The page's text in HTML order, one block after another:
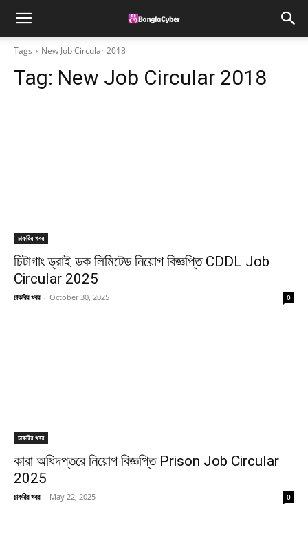
Tags New Job Circular 2018
Tag: New Job Circular 2018
চাকরির খবর
চিটাগাং ড্রাই ডক লিমিটেড নিয়োগ বিজ্ঞপ্তি CDDL Job
Circular 2025
চাকরির খবর - October 30, 2025 0
চাকরির খবর
কারা অধিদপ্তরে নিয়োগ বিজ্ঞপ্তি Prison Job Circular
2025
চাকরির খবর - May 22, 2025 0